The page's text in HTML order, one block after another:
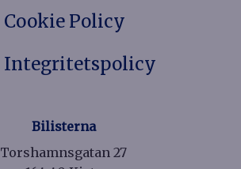
Cookie Policy
Integritetspolicy
Bilisterna
Torshamnsgatan 27